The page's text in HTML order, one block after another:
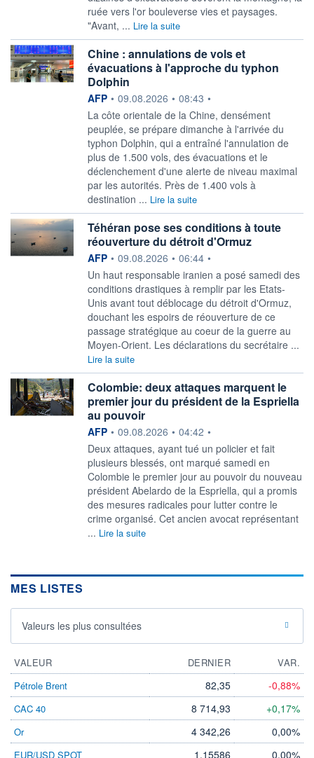
ruée vers l'or bouleverse vies et paysages.
"Avant, ... Lire la suite
Chine : annulations de vols et
évacuations à l'approche du typhon
Dolphin
information fournie par
AFP • 09.08.2026 • 08:43 •
La côte orientale de la Chine, densément
peuplée, se prépare dimanche à l'arrivée du
typhon Dolphin, qui a entraîné l'annulation de
plus de 1.500 vols, des évacuations et le
déclenchement d'une alerte de niveau maximal
par les autorités. Près de 1.400 vols à
destination ... Lire la suite
Téhéran pose ses conditions à toute
réouverture du détroit d'Ormuz
information fournie par
AFP • 09.08.2026 • 06:44 •
Un haut responsable iranien a posé samedi des
conditions drastiques à remplir par les Etats-
Unis avant tout déblocage du détroit d'Ormuz,
douchant les espoirs de réouverture de ce
passage stratégique au coeur de la guerre au
Moyen-Orient. Les déclarations du secrétaire ...
Lire la suite
Colombie: deux attaques marquent le
premier jour du président de la Espriella
au pouvoir
information fournie par
AFP • 09.08.2026 • 04:42 •
Deux attaques, ayant tué un policier et fait
plusieurs blessés, ont marqué samedi en
Colombie le premier jour au pouvoir du nouveau
président Abelardo de la Espriella, qui a promis
des mesures radicales pour lutter contre le
crime organisé. Cet ancien avocat représentant
... Lire la suite
MES LISTES
Valeurs les plus consultées
VALEUR DERNIER
VAR.
Pétrole Brent
82,35 -0,88%
CAC 40 8 714,93 +0,17%
Or 4 342,26 0,00%
EUR/USD SPOT 1,15586 0,00%